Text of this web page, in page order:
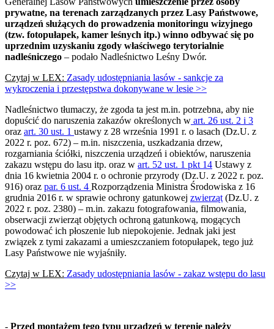
prywatne, na terenach zarządzanych przez Lasy Państwowe,
urządzeń służących do prowadzenia monitoringu wizyjnego
(tzw. fotopułapek, kamer leśnych itp.) winno odbywać się po
uprzednim uzyskaniu zgody właściwego terytorialnie
nadleśniczego – podało Nadleśnictwo Leśny Dwór.
Czytaj w LEX: Zasady udostępniania lasów - sankcje za
wykroczenia i przestępstwa dokonywane w lesie >>
Nadleśnictwo tłumaczy, że zgoda ta jest m.in. potrzebna, aby nie
dopuścić do naruszenia zakazów określonych w art. 26 ust. 2 i 3
oraz art. 30 ust. 1 ustawy z 28 września 1991 r. o lasach (Dz.U. z
2022 r. poz. 672) – m.in. niszczenia, uszkadzania drzew,
rozgarniania ściółki, niszczenia urządzeń i obiektów, naruszenia
zakazu wstępu do lasu itp. oraz w art. 52 ust. 1 pkt 14 Ustawy z
dnia 16 kwietnia 2004 r. o ochronie przyrody (Dz.U. z 2022 r. poz.
916) oraz par. 6 ust. 4 Rozporządzenia Ministra Środowiska z 16
grudnia 2016 r. w sprawie ochrony gatunkowej zwierząt(Dz.U. z
2022 r. poz. 2380) – m.in. zakazu fotografowania, filmowania,
obserwacji zwierząt objętych ochroną gatunkową, mogących
powodować ich płoszenie lub niepokojenie. Jednak jaki jest
związek z tymi zakazami a umieszczaniem fotopułapek, tego już
Lasy Państwowe nie wyjaśniły.
Czytaj w LEX: Zasady udostępniania lasów - zakaz wstępu do lasu
>>
- Przed montażem tego typu urządzeń w terenie należy